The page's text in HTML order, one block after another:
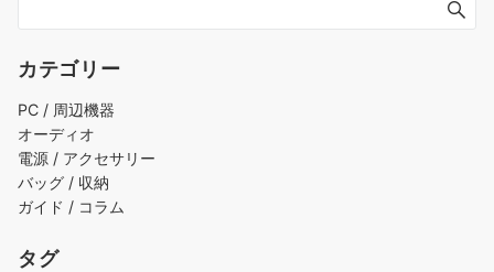
カテゴリー
PC / 周辺機器
オーディオ
電源 / アクセサリー
バッグ / 収納
ガイド / コラム
タグ